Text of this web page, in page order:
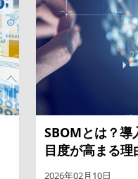
SBOMとは？導
目度が高まる理
2026年02月10日